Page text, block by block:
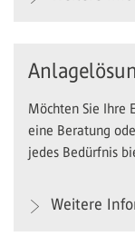
Möchten Sie Ihre
eine Beratung
jedes Bedürfnis
Weitere